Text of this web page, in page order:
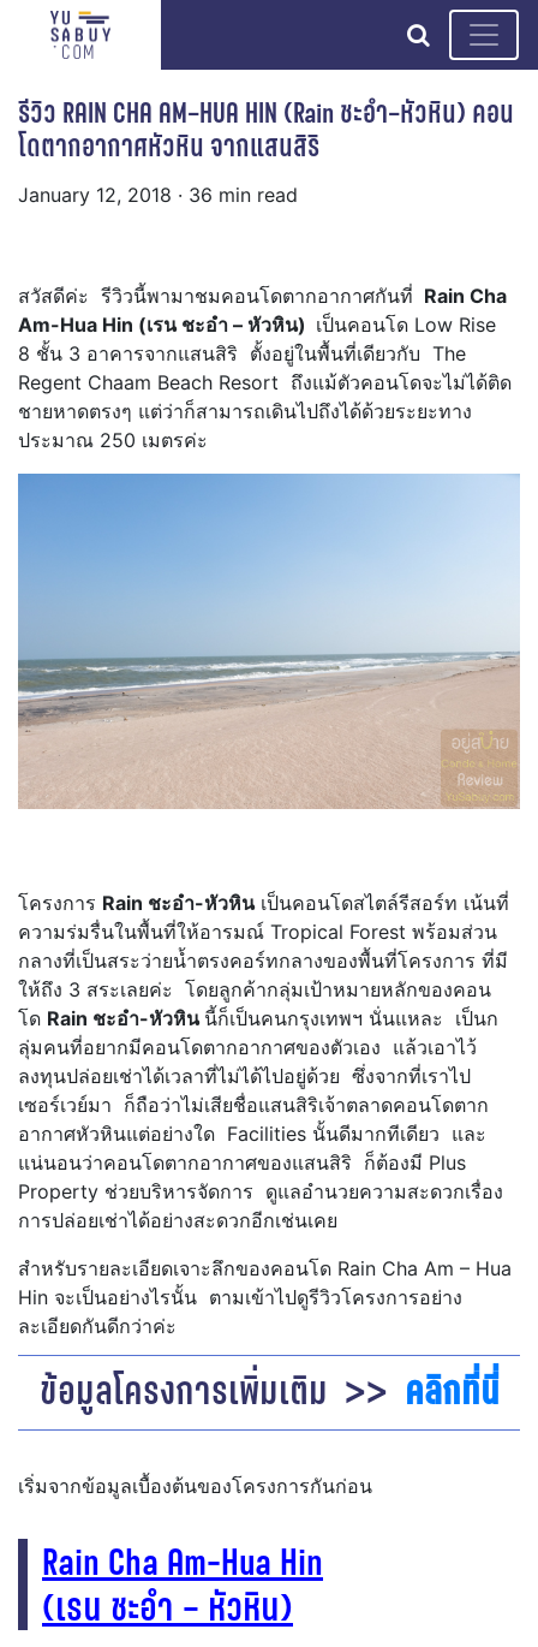
search
รีวิว RAIN CHA AM–HUA HIN (Rain ชะอำ–หัวหิน) คอน
โดตากอากาศหัวหิน จากแสนสิริ
January 12, 2018 · 36 min read
สวัสดีค่ะ รีวิวนี้พามาชมคอนโดตากอากาศกันที่ Rain Cha
Am-Hua Hin (เรน ชะอำ – หัวหิน) เป็นคอนโด Low Rise
8 ชั้น 3 อาคารจากแสนสิริ ตั้งอยู่ในพื้นที่เดียวกับ The
Regent Chaam Beach Resort ถึงแม้ตัวคอนโดจะไม่ได้ติด
ชายหาดตรงๆ แต่ว่าก็สามารถเดินไปถึงได้ด้วยระยะทาง
ประมาณ 250 เมตรค่ะ
โครงการ Rain ชะอำ-หัวหินเป็นคอนโดสไตล์รีสอร์ท เน้นที่
ความร่มรื่นในพื้นที่ให้อารมณ์ Tropical Forest พร้อมส่วน
กลางที่เป็นสระว่ายน้ำตรงคอร์ทกลางของพื้นที่โครงการ ที่มี
ให้ถึง 3 สระเลยค่ะ โดยลูกค้ากลุ่มเป้าหมายหลักของคอน
โด Rain ชะอำ-หัวหิน นี้ก็เป็นคนกรุงเทพฯ นั่นแหละ เป็นก
ลุ่มคนที่อยากมีคอนโดตากอากาศของตัวเอง แล้วเอาไว้
ลงทุนปล่อยเช่าได้เวลาที่ไม่ได้ไปอยู่ด้วย ซึ่งจากที่เราไป
เซอร์เวย์มา ก็ถือว่าไม่เสียชื่อแสนสิริเจ้าตลาดคอนโดตาก
อากาศหัวหินแต่อย่างใด Facilities นั้นดีมากทีเดียว และ
แน่นอนว่าคอนโดตากอากาศของแสนสิริ ก็ต้องมี Plus
Property ช่วยบริหารจัดการ ดูแลอำนวยความสะดวกเรื่อง
การปล่อยเช่าได้อย่างสะดวกอีกเช่นเคย
สำหรับรายละเอียดเจาะลึกของคอนโด Rain Cha Am – Hua
Hin จะเป็นอย่างไรนั้น ตามเข้าไปดูรีวิวโครงการอย่าง
ละเอียดกันดีกว่าค่ะ
ข้อมูลโครงการเพิ่มเติม >> คลิกที่นี่
เริ่มจากข้อมูลเบื้องต้นของโครงการกันก่อน
Rain Cha Am-Hua Hin
(เรน ชะอำ – หัวหิน)